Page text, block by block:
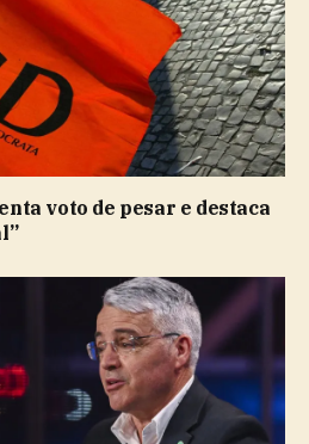
voto de pesar e destaca